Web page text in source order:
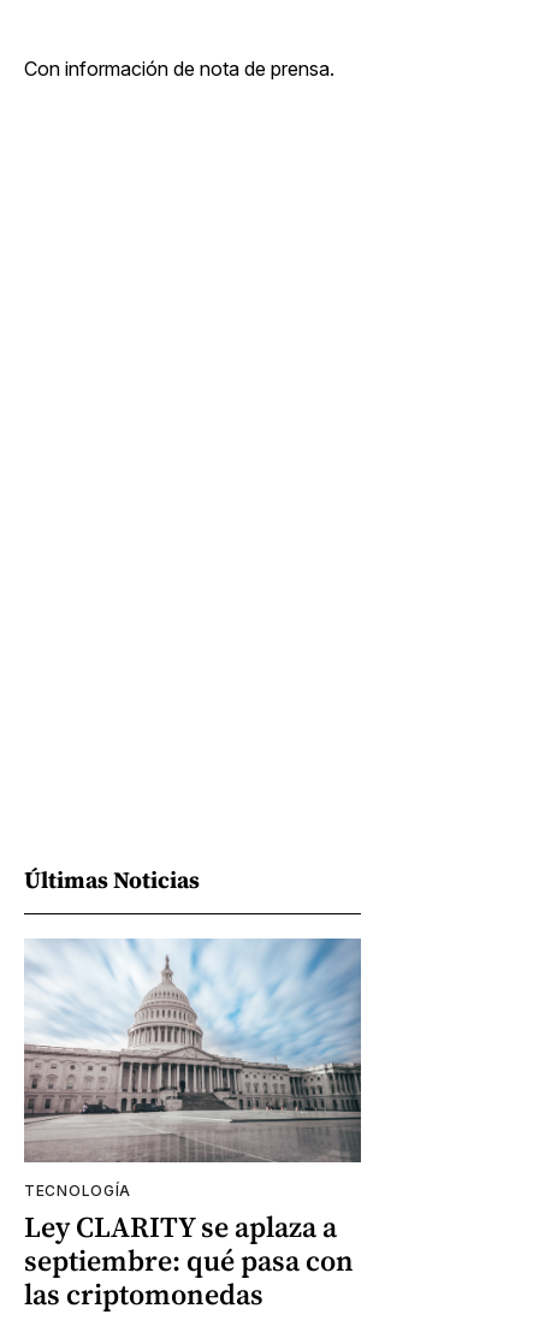
Con información de nota de prensa.
Últimas Noticias
TECNOLOGÍA
Ley CLARITY se aplaza a
septiembre: qué pasa con
las criptomonedas